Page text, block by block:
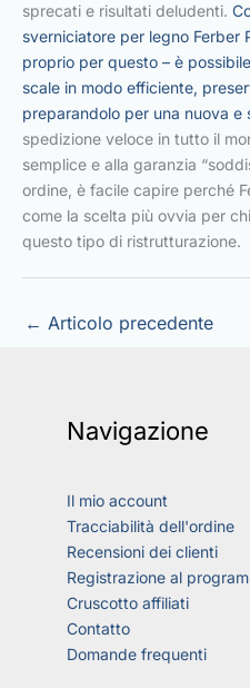
sprecati e risultati deludenti.
sverniciatore per legno
proprio per questo – è
scale in modo efficiente,
preparandolo per una nuova e
spedizione veloce in tutto il
semplice e alla garanzia
ordine, è facile capire perché
come la scelta più ovvia per
questo tipo di ristrutturazione.
← Articolo precedente
Navigazione
Il mio account
Tracciabilità dell'ordine
Recensioni dei clienti
Registrazione al
Cruscotto affiliati
Contatto
Domande frequenti